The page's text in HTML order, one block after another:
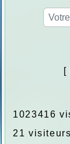
[
1023416
21